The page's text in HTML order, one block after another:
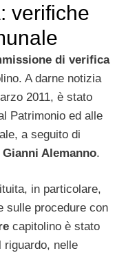
verifiche
di verifica
A darne notizia
2011, è stato
Patrimonio ed alle
a seguito di
Gianni Alemanno.
in particolare,
sulle procedure con
capitolino è stato
riguardo, nelle